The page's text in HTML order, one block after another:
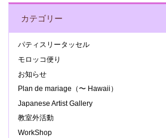
カテゴリー
パティスリータッセル
モロッコ便り
お知らせ
Plan de mariage（〜 Hawaii）
Japanese Artist Gallery
教室外活動
WorkShop